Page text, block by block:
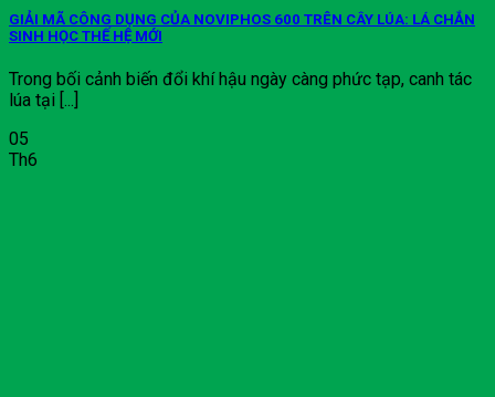
GIẢI MÃ CÔNG DỤNG CỦA NOVIPHOS 600 TRÊN CÂY LÚA: LÁ CHẮN
SINH HỌC THẾ HỆ MỚI
Trong bối cảnh biến đổi khí hậu ngày càng phức tạp, canh tác
lúa tại [...]
05
Th6